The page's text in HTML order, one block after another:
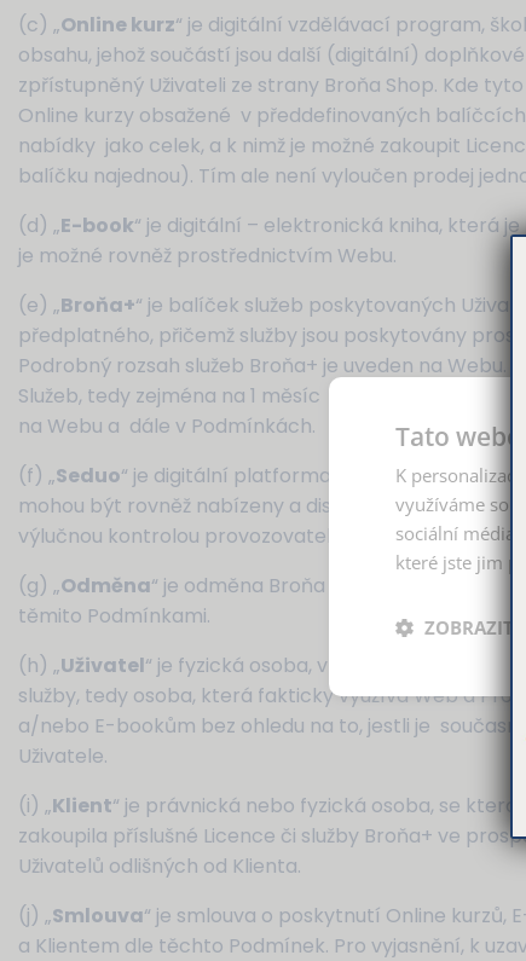
(c) „Online kurz“ je digitální vzdělávací program,
obsahu, jehož součástí jsou další (digitální)
zpřístupněný Uživateli ze strany Broňa Shop. Kde
Online kurzy obsažené v předdefinovaných
nabídky jako celek, a k nimž je možné zakoupit
balíčku najednou). Tím ale není vyloučen prodej
(d) „E-book“ je digitální – elektronická kniha, která
je možné rovněž prostřednictvím Webu.
(e) „Broňa+“ je balíček služeb poskytovaných
předplatného, přičemž služby jsou poskytovány
Podrobný rozsah služeb Broňa+ je uveden na Webu.
Služeb, tedy zejména na 1 měsíc nebo 1 rok s
na Webu a dále v Podmínkách.
(f) „Seduo“ je digitální platforma dostupná na
mohou být rovněž nabízeny a distribuovány vybrané
výlučnou kontrolou provozovatele Seduo.
(g) „Odměna“ je odměna Broňa Shop za poskytnutí
těmito Podmínkami.
(h) „Uživatel“ je fyzická osoba, v jejíž prospěch byla
služby, tedy osoba, která fakticky využívá Web a
a/nebo E-bookům bez ohledu na to, jestli je
Uživatele.
(i) „Klient“ je právnická nebo fyzická osoba, se
zakoupila příslušné Licence či služby Broňa+ ve
Uživatelů odlišných od Klienta.
(j) „Smlouva“ je smlouva o poskytnutí Online kurzů,
a Klientem dle těchto Podmínek. Pro vyjasnění, k
Tato
K
využíváme
sociální
které jste jim
ZOBRAZIT